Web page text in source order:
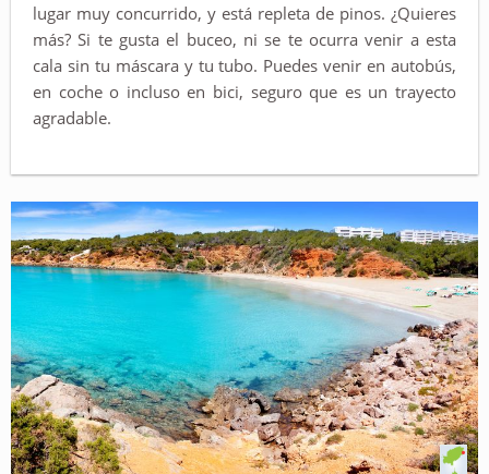
lugar muy concurrido, y está repleta de pinos. ¿Quieres
más? Si te gusta el buceo, ni se te ocurra venir a esta
cala sin tu máscara y tu tubo. Puedes venir en autobús,
en coche o incluso en bici, seguro que es un trayecto
agradable.